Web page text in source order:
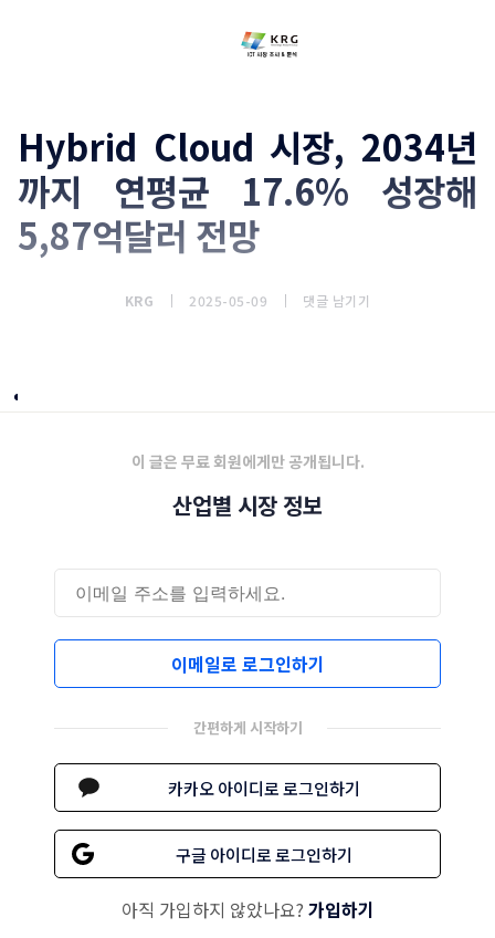
Hybrid Cloud 시장, 2034년
까지 연평균 17.6% 성장해
5,87억달러 전망
KRG 2025-05-09 댓글 남기기
이 글은 무료 회원에게만 공개됩니다.
산업별 시장 정보
이메일로 로그인하기
간편하게 시작하기
카카오 아이디로 로그인하기
구글 아이디로 로그인하기
아직 가입하지 않았나요? 가입하기